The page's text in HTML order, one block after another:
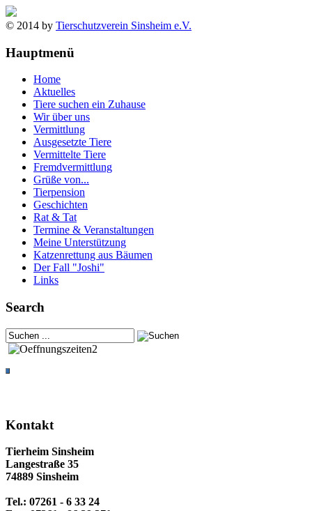
© 2014 by Tierschutzverein Sinsheim e.V.
Hauptmenü
Home
Aktuelles
Tiere suchen ein Zuhause
Wir über uns
Vermittlung
Ausgesetzte Tiere
Vermittelte Tiere
Fremdvermittlung
Grüße von...
Tierpension
Geschichten
Rat & Tat
Termine & Veranstaltungen
Meine Unterstützung
Katzenrettung aus Bäumen
Der Fall "Joshi"
Links
Search
Kontakt
Tierheim Sinsheim
Langestraße 35
74889 Sinsheim
Tel.: 07261 - 6 33 24